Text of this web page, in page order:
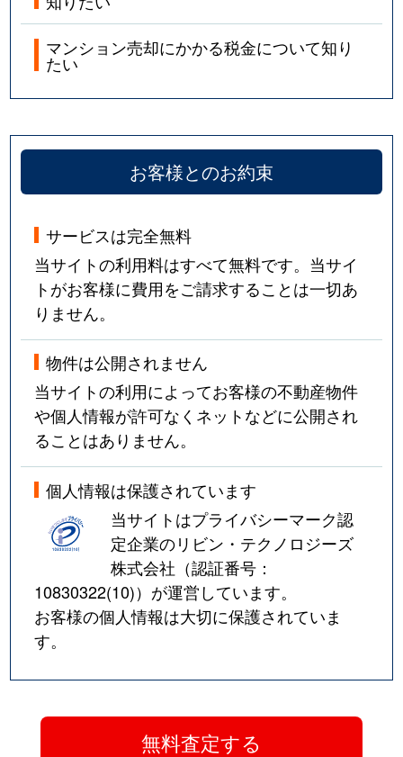
マンション売却にかかる税金について知り
たい
お客様とのお約束
サービスは完全無料
当サイトの利用料はすべて無料です。当サイ
トがお客様に費用をご請求することは一切あ
りません。
物件は公開されません
当サイトの利用によってお客様の不動産物件
や個人情報が許可なくネットなどに公開され
ることはありません。
個人情報は保護されています
当サイトはプライバシーマーク認
定企業のリビン・テクノロジーズ
株式会社（認証番号：
10830322(10)）が運営しています。
お客様の個人情報は大切に保護されていま
す。